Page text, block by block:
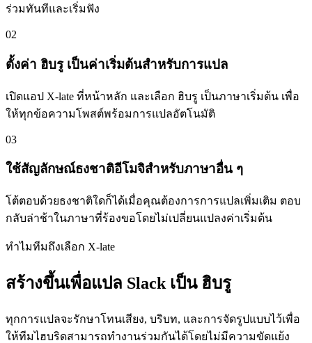
ร่วมทันทีและเริ่มฟัง
02
ตั้งค่า ฮิบรู เป็นค่าเริ่มต้นสำหรับการแปล
เปิดแอป X-late ที่หน้าหลัก และเลือก ฮิบรู เป็นภาษาเริ่มต้น เพื่อ
ให้ทุกข้อความโพสต์พร้อมการแปลอัตโนมัติ
03
ใช้สัญลักษณ์ธงชาติอีโมจิสำหรับภาษาอื่น ๆ
โต้ตอบด้วยธงชาติใดก็ได้เมื่อคุณต้องการการแปลเพิ่มเติม ตอบ
กลับล่าช้าในภาษาที่ร้องขอโดยไม่เปลี่ยนแปลงค่าเริ่มต้น
ทำไมทีมถึงเลือก X-late
สร้างขึ้นเพื่อแปล Slack เป็น ฮิบรู
ทุกการแปลจะรักษาโทนเสียง, บริบท, และการจัดรูปแบบไว้เพื่อ
ให้ทีมไฮบริดสามารถทำงานร่วมกันได้โดยไม่มีความขัดแย้ง